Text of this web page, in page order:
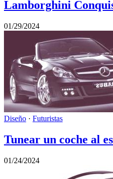
Lamborghini
01/29/2024
Diseño · Futuristas
Tunear un coche al
01/24/2024